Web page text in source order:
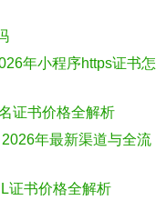
年小程序https证书怎
证书价格全解析
年最新渠道与全流
证书价格全解析